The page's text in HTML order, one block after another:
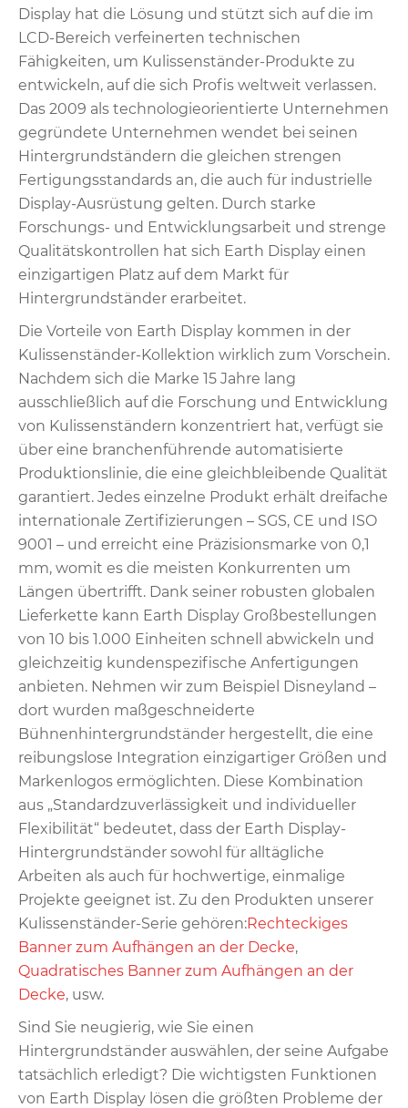
Display hat die Lösung und stützt sich auf die im
LCD-Bereich verfeinerten technischen
Fähigkeiten, um Kulissenständer-Produkte zu
entwickeln, auf die sich Profis weltweit verlassen.
Das 2009 als technologieorientierte Unternehmen
gegründete Unternehmen wendet bei seinen
Hintergrundständern die gleichen strengen
Fertigungsstandards an, die auch für industrielle
Display-Ausrüstung gelten. Durch starke
Forschungs- und Entwicklungsarbeit und strenge
Qualitätskontrollen hat sich Earth Display einen
einzigartigen Platz auf dem Markt für
Hintergrundständer erarbeitet.
Die Vorteile von Earth Display kommen in der
Kulissenständer-Kollektion wirklich zum Vorschein.
Nachdem sich die Marke 15 Jahre lang
ausschließlich auf die Forschung und Entwicklung
von Kulissenständern konzentriert hat, verfügt sie
über eine branchenführende automatisierte
Produktionslinie, die eine gleichbleibende Qualität
garantiert. Jedes einzelne Produkt erhält dreifache
internationale Zertifizierungen – SGS, CE und ISO
9001 – und erreicht eine Präzisionsmarke von 0,1
mm, womit es die meisten Konkurrenten um
Längen übertrifft. Dank seiner robusten globalen
Lieferkette kann Earth Display Großbestellungen
von 10 bis 1.000 Einheiten schnell abwickeln und
gleichzeitig kundenspezifische Anfertigungen
anbieten. Nehmen wir zum Beispiel Disneyland –
dort wurden maßgeschneiderte
Bühnenhintergrundständer hergestellt, die eine
reibungslose Integration einzigartiger Größen und
Markenlogos ermöglichten. Diese Kombination
aus „Standardzuverlässigkeit und individueller
Flexibilität“ bedeutet, dass der Earth Display-
Hintergrundständer sowohl für alltägliche
Arbeiten als auch für hochwertige, einmalige
Projekte geeignet ist. Zu den Produkten unserer
Kulissenständer-Serie gehören:Rechteckiges
Banner zum Aufhängen an der Decke,
Quadratisches Banner zum Aufhängen an der
Decke, usw.
Sind Sie neugierig, wie Sie einen
Hintergrundständer auswählen, der seine Aufgabe
tatsächlich erledigt? Die wichtigsten Funktionen
von Earth Display lösen die größten Probleme der